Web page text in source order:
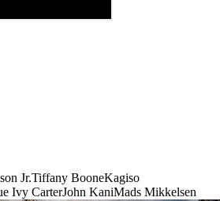
Jr.Tiffany BooneKagiso
Ivy CarterJohn KaniMads Mikkelsen